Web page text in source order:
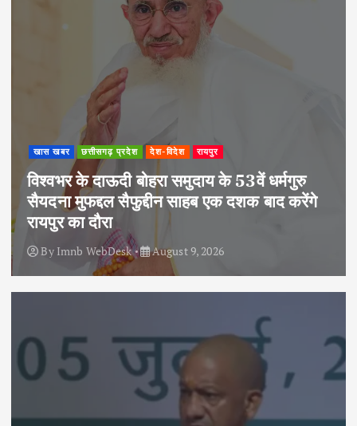
खास खबर छत्तीसगढ़ प्रदेश देश-विदेश रायपुर
विश्वभर के दाऊदी बोहरा समुदाय के 53वें धर्मगुरु
सैयदना मुफद्दल सैफुद्दीन साहब एक दशक बाद करेंगे
रायपुर का दौरा
By Imnb WebDesk August 9, 2026